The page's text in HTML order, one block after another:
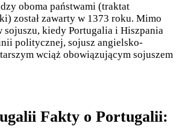
oboma państwami (traktat
został zawarty w 1373 roku. Mimo
kiedy Portugalia i Hiszpania
politycznej, sojusz angielsko-
wciąż obowiązującym sojuszem
Fakty o Portugalii: